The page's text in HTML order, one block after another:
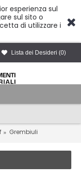
esperienza sul
sul sito o
di utilizzare i
Lista dei Desideri (0)
Grembiuli